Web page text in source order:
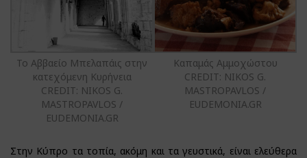
Το Αββαείο Μπελαπάις στην
κατεχόμενη Κυρήνεια
CREDIT: NIKOS G.
MASTROPAVLOS /
EUDEMONIA.GR
Καπαμάς Αμμοχώστου
CREDIT: NIKOS G.
MASTROPAVLOS /
EUDEMONIA.GR
Στην Κύπρο τα τοπία, ακόμη και τα γευστικά, είναι ελεύθερα